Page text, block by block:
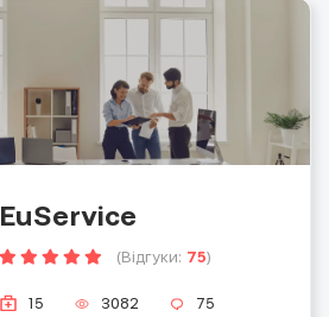
EuService
(Відгуки: 75)
15 3082 75